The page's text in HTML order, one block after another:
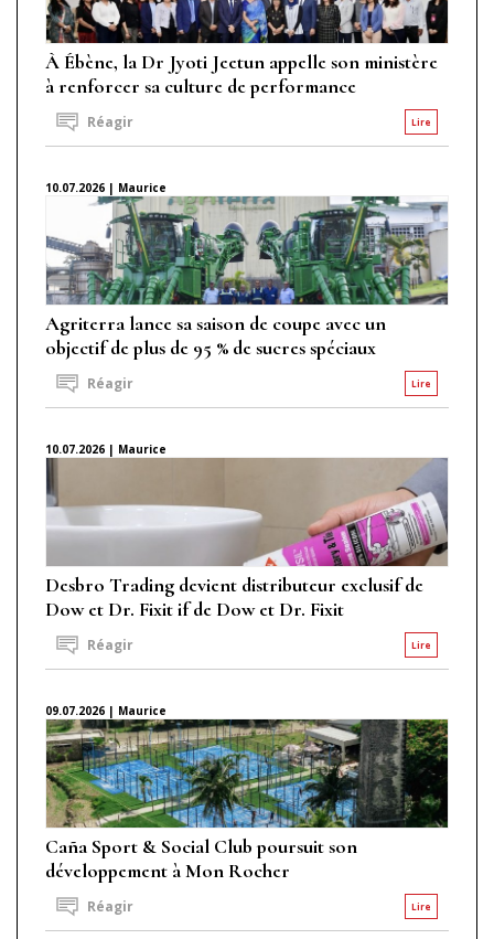
À Ébène, la Dr Jyoti Jeetun appelle son ministère
à renforcer sa culture de performance
Lire
Réagir
10.07.2026 | Maurice
Agriterra lance sa saison de coupe avec un
objectif de plus de 95 % de sucres spéciaux
Lire
Réagir
10.07.2026 | Maurice
Desbro Trading devient distributeur exclusif de
Dow et Dr. Fixit if de Dow et Dr. Fixit
Lire
Réagir
09.07.2026 | Maurice
Caña Sport & Social Club poursuit son
développement à Mon Rocher
Lire
Réagir